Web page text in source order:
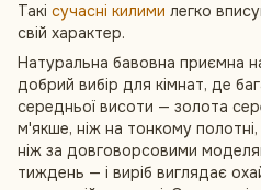
Такі сучасні килими легко
свій характер.
Натуральна бавовна приємна
добрий вибір для кімнат, де
середньої висоти — золота
м'якше, ніж на тонкому
ніж за довговорсовими
тиждень — і виріб виглядає